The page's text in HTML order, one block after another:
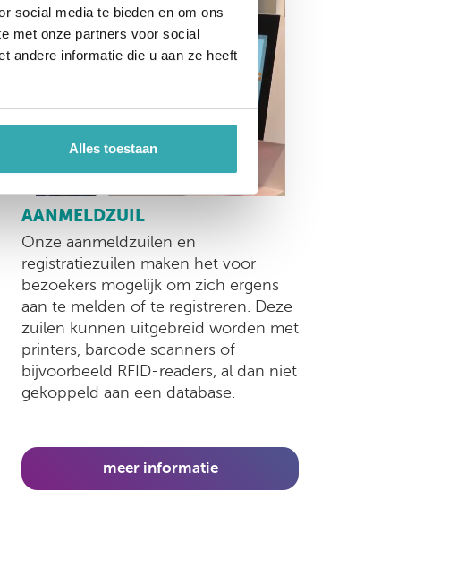
social media te bieden en om ons
met onze partners voor social
andere informatie die u aan ze heeft
Alles toestaan
AANMELDZUIL
Onze aanmeldzuilen en
registratiezuilen maken het voor
bezoekers mogelijk om zich ergens
aan te melden of te registreren. Deze
zuilen kunnen uitgebreid worden met
printers, barcode scanners of
bijvoorbeeld RFID-readers, al dan niet
gekoppeld aan een database.
meer informatie